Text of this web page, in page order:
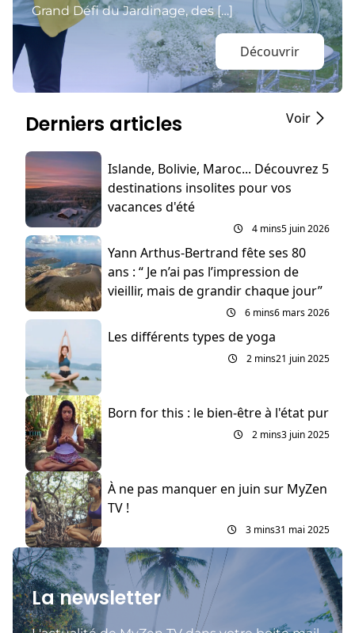
Grand Défi du Jardinage, des […]
Découvrir
Derniers articles Voir
Islande, Bolivie, Maroc... Découvrez 5
destinations insolites pour vos
vacances d'été
4 mins5 juin 2026
Yann Arthus-Bertrand fête ses 80
ans : “ Je n’ai pas l’impression de
vieillir, mais de grandir chaque jour”
6 mins6 mars 2026
Les différents types de yoga
2 mins21 juin 2025
Born for this : le bien-être à l'état pur
2 mins3 juin 2025
À ne pas manquer en juin sur MyZen
TV !
3 mins31 mai 2025
La newsletter